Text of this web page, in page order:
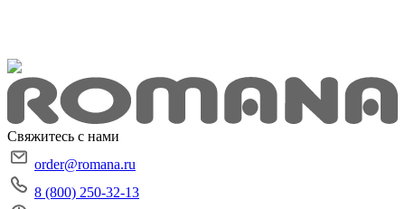
Свяжитесь с нами
order@romana.ru
8 (800) 250-32-13